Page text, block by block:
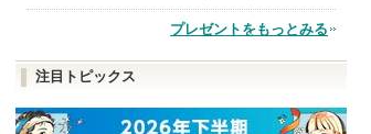
プレゼントをもっとみる
注目トピックス